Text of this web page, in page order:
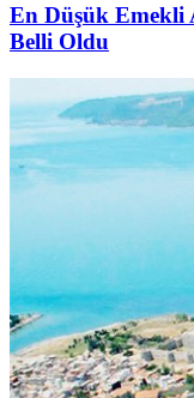
En Düşük Emekli
Belli Oldu